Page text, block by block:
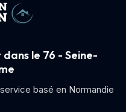
le 76 - Seine-
basé en Normandie